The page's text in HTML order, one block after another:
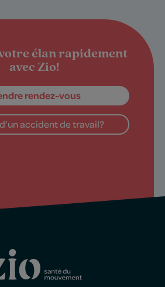
élan rapidement
avec Zio!
rendez-vous
accident de travail?